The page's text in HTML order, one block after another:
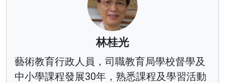
林桂光
藝術教育行政人員，司職教育局學校督學及
中小學課程發展30年，熟悉課程及學習活動